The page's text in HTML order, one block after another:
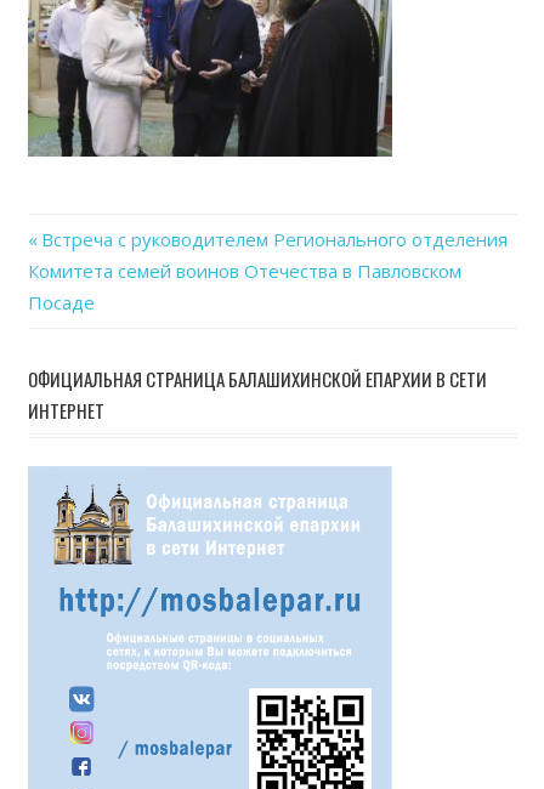
Навигация
по
записям
Previous
Post:
Встреча с руководителем Регионального отделения
Комитета семей воинов Отечества в Павловском
Посаде
ОФИЦИАЛЬНАЯ СТРАНИЦА БАЛАШИХИНСКОЙ ЕПАРХИИ В СЕТИ
ИНТЕРНЕТ